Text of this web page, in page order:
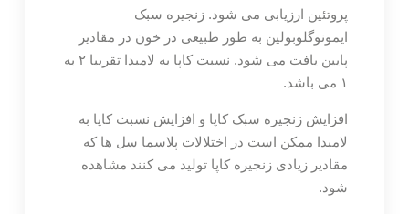
پروتئین ارزیابی می شود. زنجیره سبک
ایمونوگلوبولین به طور طبیعی در خون در مقادیر
پایین یافت می شود. نسبت کاپا به لامبدا تقریبا ۲ به
۱ می باشد.
افزایش زنجیره سبک کاپا و افزایش نسبت کاپا به
لامبدا ممکن است در اختلالات پلاسما سل ها که
مقادیر زیادی زنجیره کاپا تولید می کنند مشاهده
شود.